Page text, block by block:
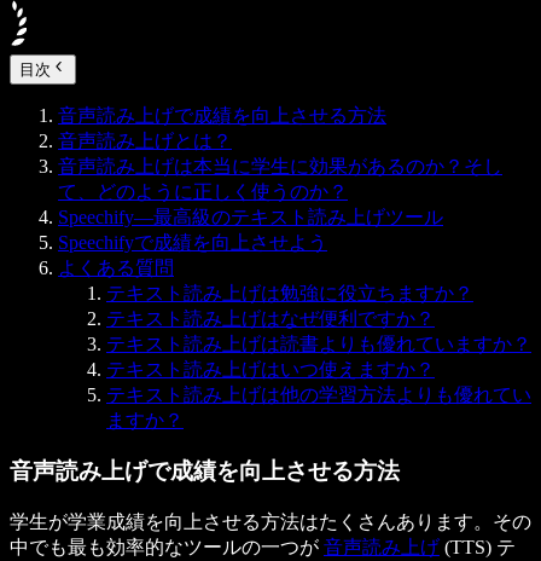
目次
音声読み上げで成績を向上させる方法
音声読み上げとは？
音声読み上げは本当に学生に効果があるのか？そし
て、どのように正しく使うのか？
Speechify—最高級のテキスト読み上げツール
Speechifyで成績を向上させよう
よくある質問
テキスト読み上げは勉強に役立ちますか？
テキスト読み上げはなぜ便利ですか？
テキスト読み上げは読書よりも優れていますか？
テキスト読み上げはいつ使えますか？
テキスト読み上げは他の学習方法よりも優れてい
ますか？
音声読み上げで成績を向上させる方法
学生が学業成績を向上させる方法はたくさんあります。その
中でも最も効率的なツールの一つが 音声読み上げ (TTS) テ